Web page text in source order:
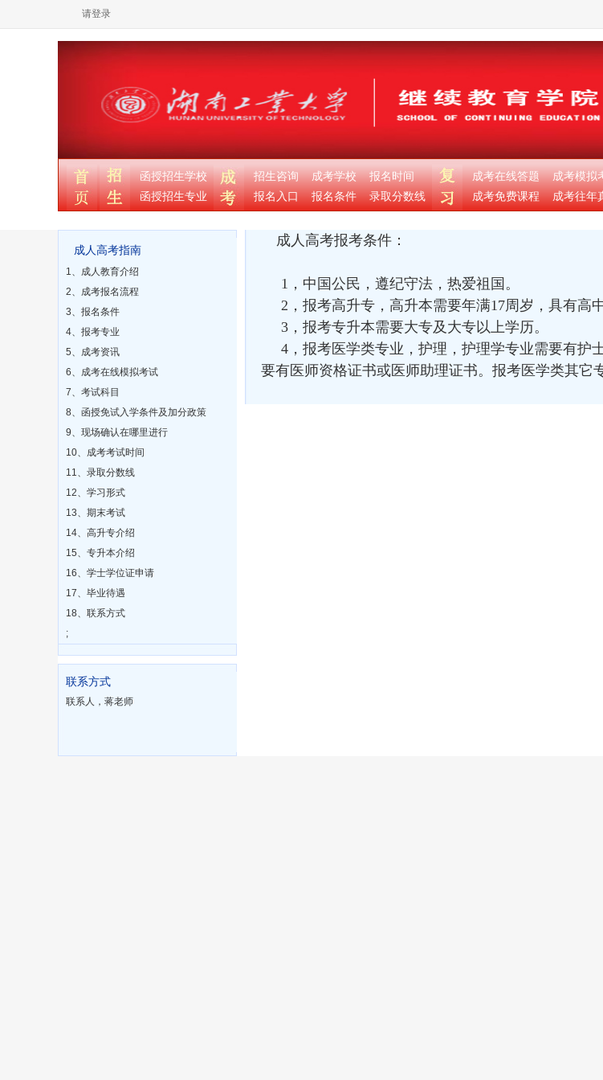
请登录
函授招生学校
函授招生专业
招生咨询 成考学校
报名时间
报名入口
报名条件 录取分数线
成考在线答题
成考模拟
成考免费课程
成考往年
成人高考报考条件：
1，中国公民，遵纪守法，热爱祖国。
2，报考高升专，高升本需要年满17周岁，具有高中
3，报考专升本需要大专及大专以上学历。
4，报考医学类专业，护理，护理学专业需要有护
要有医师资格证书或医师助理证书。报考医学类其它
成人高考指南
1、成人教育介绍
2、成考报名流程
3、报名条件
4、报考专业
5、成考资讯
6、成考在线模拟考试
7、考试科目
8、函授免试入学条件及加分政策
9、现场确认在哪里进行
10、成考考试时间
11、录取分数线
12、学习形式
13、期末考试
14、高升专介绍
15、专升本介绍
16、学士学位证申请
17、毕业待遇
18、联系方式
;
联系方式
联系人，蒋老师